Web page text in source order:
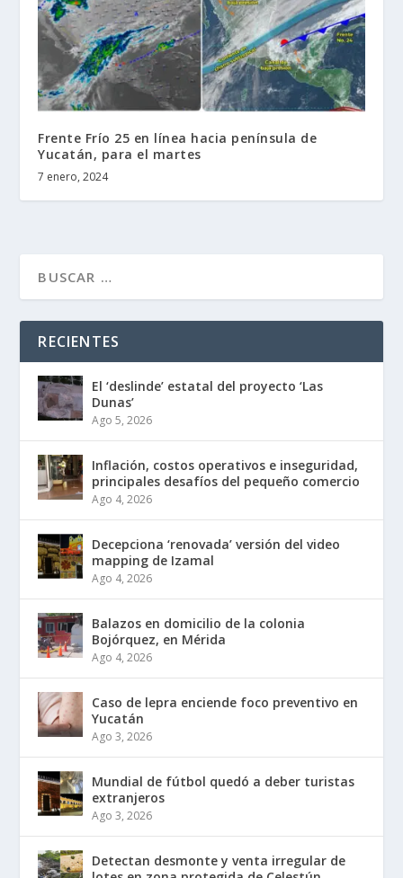
Frente Frío 25 en línea hacia península de
Yucatán, para el martes
7 enero, 2024
RECIENTES
El ‘deslinde’ estatal del proyecto ‘Las
Dunas’
Ago 5, 2026
Inflación, costos operativos e inseguridad,
principales desafíos del pequeño comercio
Ago 4, 2026
Decepciona ‘renovada’ versión del video
mapping de Izamal
Ago 4, 2026
Balazos en domicilio de la colonia
Bojórquez, en Mérida
Ago 4, 2026
Caso de lepra enciende foco preventivo en
Yucatán
Ago 3, 2026
Mundial de fútbol quedó a deber turistas
extranjeros
Ago 3, 2026
Detectan desmonte y venta irregular de